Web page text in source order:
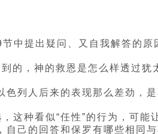
中提出疑问、又自我解答的原
的，神的救恩是怎么样透过犹
列人后来的表现那么差劲，
这种看似“任性”的行为，可能
自己的回答和保罗有哪些相同与